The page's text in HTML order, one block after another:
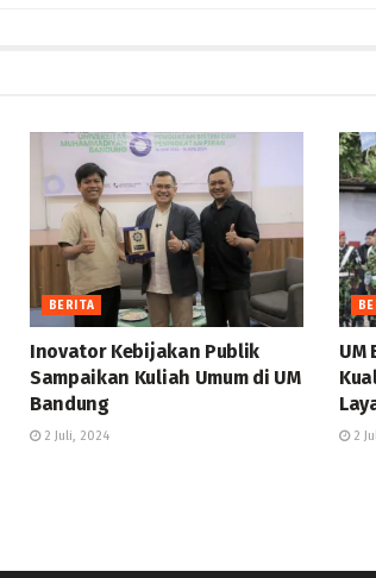
BERITA
Inovator Kebijakan Publik
Sampaikan Kuliah Umum di UM
Bandung
2 Juli, 2024
UM
2